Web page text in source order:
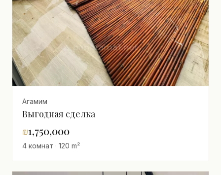
Агамим
Выгодная сделка
₪1,750,000
4 комнат · 120 m²